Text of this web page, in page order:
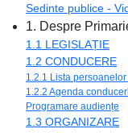
Sedinte publice -
1. Despre
1.1 LEGISLAȚIE
1.2 CONDUCERE
1.2.1 Lista
1.2.2 Agenda
Programare audiențe
1.3 ORGANIZARE